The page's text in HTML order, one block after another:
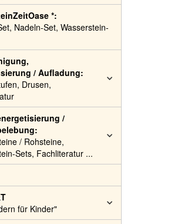
*:
Nadeln-Set, Wasserstein-
/ Aufladung:
Drusen,
/
/ Rohsteine,
Sets, Fachliteratur ...
für Kinder"